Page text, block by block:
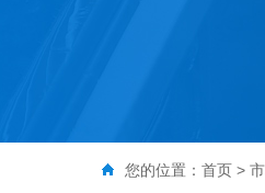
您的位置： 首页 >